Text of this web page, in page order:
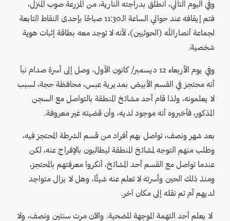
وفي اليوم التالي، انطلق بدراجته النارية، من المزرعة صوب المنزل،
فتم إيقافه عند حوالي الساعة الـ11:30 صباحًا بإحدى النقاط التابعة
لجماعة أنصارالله (الحوثيين)، لأنه لا توجد معه بطاقة إثبات هوية
شخصية.
وفي يوم الأربعاء 12 ديسمبر/ كانون الأول، وصل إلى أسرة صدام نبأ
أنه محتجز في القسم الأبيض بمديرية عبس، محافظة حجة، لسبب
لا يعلمونه، ولذا قام أحد مشائخ المنطقة بالتواصل مع السجن
المذكور، فأخبروه أنه موجود لديه، وأن قضيته غير معروفة.
بعد شهر ونصف، تواصل بهم أفراد من قسم الشرطة المحتجز فيه،
وطلب منهم التوجه لمشائخ المنطقة ليطالبون بالإفراج عنه، لكن
عندما تواصل مع القسم أحد المشائخ، أنكروا معرفتهم بالمحتجز،
ومنذ ذلك الحين وأسرته لا تعلم عنه شيئًا، وهل لا يزال متواجد
لديهم أم تم نقله إلى مكان آخر.
لا يعلم أحد التهمة الموجهة للضحية. والآن مرت سنتين ونصف، ولا